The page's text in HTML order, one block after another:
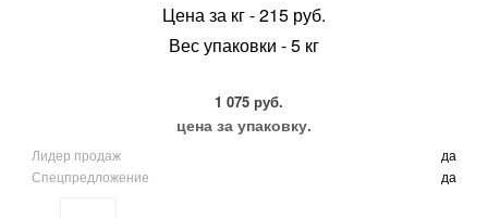
Цена за кг - 215 руб.
Вес упаковки - 5 кг
1 075 руб.
цена за упаковку.
Лидер продаж
да
Спецпредложение
да